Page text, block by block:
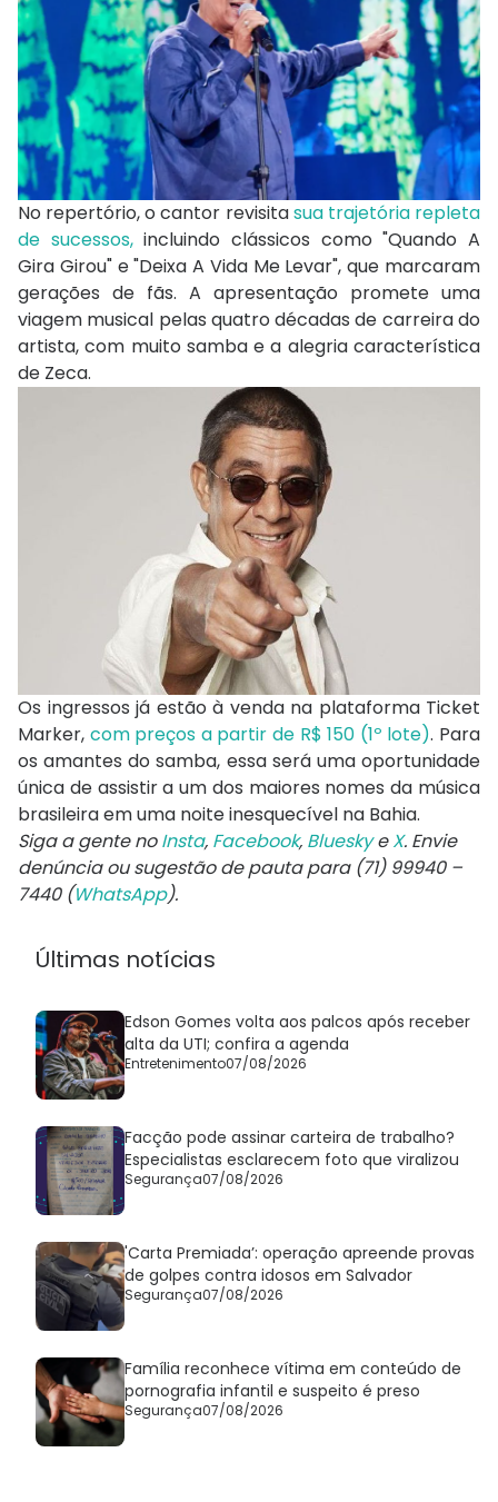
No repertório, o cantor revisitasua trajetória repleta
de sucessos,incluindo clássicos como "Quando A
Gira Girou" e "Deixa A Vida Me Levar", que marcaram
gerações de fãs. A apresentação promete uma
viagem musical pelas quatro décadas de carreira do
artista, com muito samba e a alegria característica
de Zeca.
Os ingressos já estão à venda na plataforma Ticket
Marker, com preços a partir de R$ 150 (1º lote). Para
os amantes do samba, essa será uma oportunidade
única de assistir a um dos maiores nomes da música
brasileira em uma noite inesquecível na Bahia.
Siga a gente noInsta, Facebook, BlueskyeX. Envie
denúncia ou sugestão de pauta para (71) 99940 –
7440 (WhatsApp).
Últimas notícias
Edson Gomes volta aos palcos após receber
alta da UTI; confira a agenda
Entretenimento07/08/2026
Facção pode assinar carteira de trabalho?
Especialistas esclarecem foto que viralizou
Segurança07/08/2026
'Carta Premiada’: operação apreende provas
de golpes contra idosos em Salvador
Segurança07/08/2026
Família reconhece vítima em conteúdo de
pornografia infantil e suspeito é preso
Segurança07/08/2026